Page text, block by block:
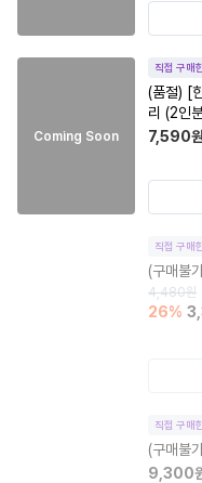
Coming Soon
직접 구매
(품절) [
리 (2인
7,590원
직접 구매
(구매불
4,480원
26%
직접 구매
(구매불
9,300